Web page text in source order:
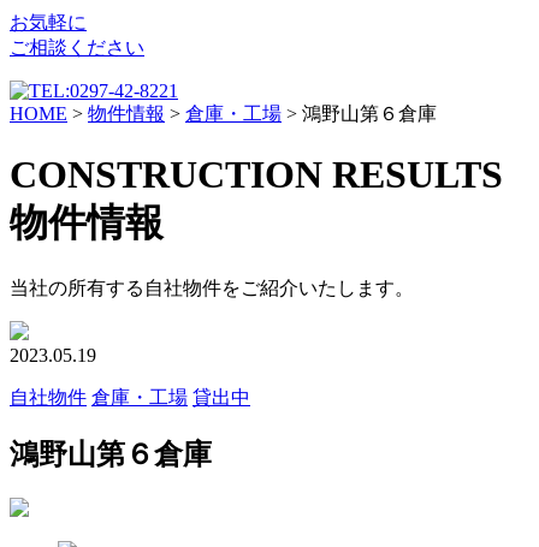
お気軽に
ご相談ください
HOME > 物件情報 > 倉庫・工場 > 鴻野山第６倉庫
CONSTRUCTION RESULTS
物件情報
当社の所有する自社物件をご紹介いたします。
2023.05.19
自社物件 倉庫・工場 貸出中
鴻野山第６倉庫